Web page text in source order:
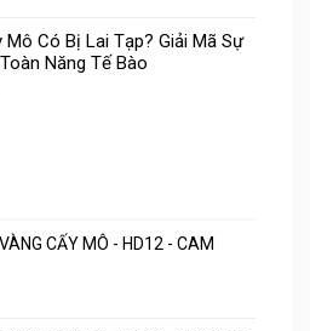
Mô Có Bị Lai Tạp? Giải Mã Sự
Năng Tế Bào
CẤY MÔ - HD12 - CAM